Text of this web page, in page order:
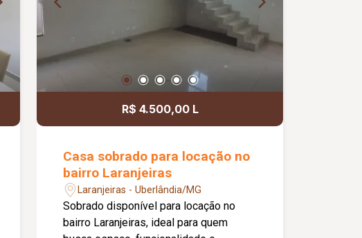
R$ 4.500,00 L
Casa sobrado para locação no
bairro Laranjeiras
Laranjeiras - Uberlândia/MG
Sobrado disponível para locação no
bairro Laranjeiras, ideal para quem